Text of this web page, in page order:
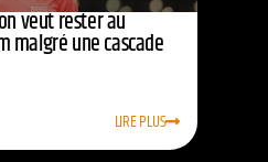
veut rester au
malgré une cascade
LIRE PLUS